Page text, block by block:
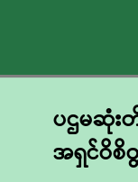
ပဌမဆုံး
အရှင်ဝိစိ